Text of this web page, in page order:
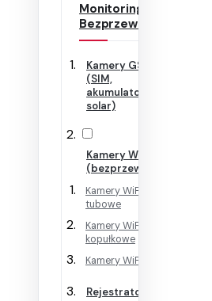
Monitoring
Bezprzewodowy
Kamery GSM
(SIM,
akumulator,
solar)
Kamery WiFi
(bezprzewodowe)
Kamery WiFi
tubowe
Kamery WiFi
kopułkowe
Kamery WiFi Cube
Rejestratory